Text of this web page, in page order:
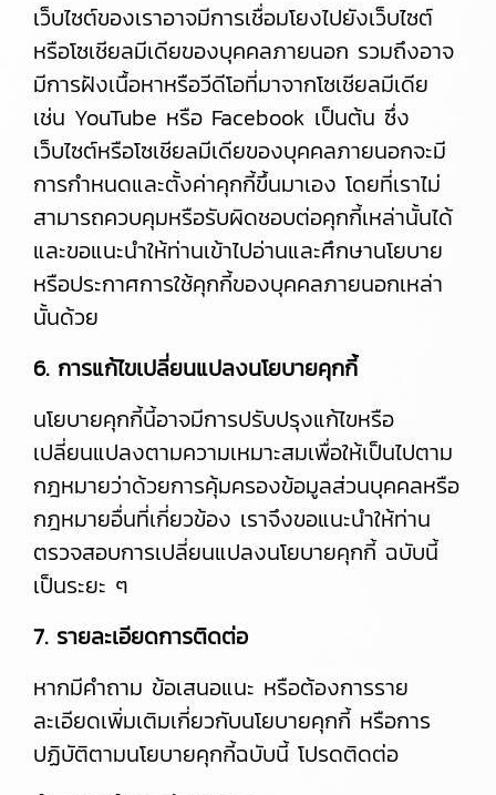
เว็บไซต์ของเราอาจมีการเชื่อมโยงไปยังเว็บไซต์
หรือโซเชียลมีเดียของบุคคลภายนอก รวมถึงอาจ
มีการฝังเนื้อหาหรือวีดีโอที่มาจากโซเชียลมีเดีย
เช่น YouTube หรือ Facebook เป็นต้น ซึ่ง
เว็บไซต์หรือโซเชียลมีเดียของบุคคลภายนอกจะมี
การกำหนดและตั้งค่าคุกกี้ขึ้นมาเอง โดยที่เราไม่
สามารถควบคุมหรือรับผิดชอบต่อคุกกี้เหล่านั้นได้
และขอแนะนำให้ท่านเข้าไปอ่านและศึกษานโยบาย
หรือประกาศการใช้คุกกี้ของบุคคลภายนอกเหล่า
นั้นด้วย
6. การแก้ไขเปลี่ยนแปลงนโยบายคุกกี้
นโยบายคุกกี้นี้อาจมีการปรับปรุงแก้ไขหรือ
เปลี่ยนแปลงตามความเหมาะสมเพื่อให้เป็นไปตาม
กฎหมายว่าด้วยการคุ้มครองข้อมูลส่วนบุคคลหรือ
กฎหมายอื่นที่เกี่ยวข้อง เราจึงขอแนะนำให้ท่าน
ตรวจสอบการเปลี่ยนแปลงนโยบายคุกกี้ ฉบับนี้
เป็นระยะ ๆ
7. รายละเอียดการติดต่อ
หากมีคำถาม ข้อเสนอแนะ หรือต้องการราย
ละเอียดเพิ่มเติมเกี่ยวกับนโยบายคุกกี้ หรือการ
ปฏิบัติตามนโยบายคุกกี้ฉบับนี้ โปรดติดต่อ